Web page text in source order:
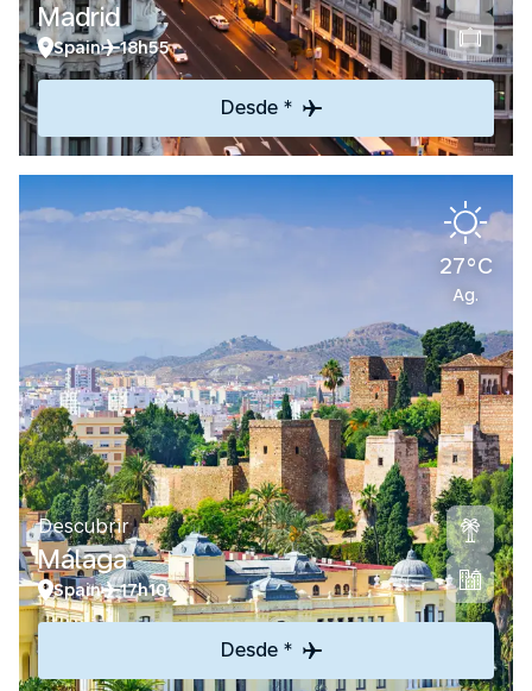
Madrid
Spain 18h55
Desde *
27°C
Ag.
Descubrir
Málaga
Spain 17h10
Desde *